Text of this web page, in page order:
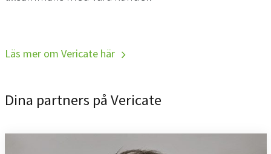
Läs mer om Vericate här
Dina partners på Vericate